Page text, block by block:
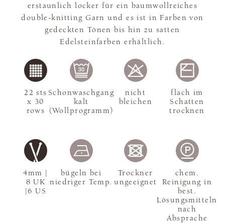
erstaunlich locker für ein baumwollreiches
double-knitting Garn und es ist in Farben von
gedeckten Tönen bis hin zu satten
Edelsteinfarben erhältlich.
4mm |
8 UK
|6 US
22 sts
x 30
rows
Schonwaschgang
kalt
(Wollprogramm)
nicht
bleichen
flach im
Schatten
trocknen
bügeln bei
niedriger Temp.
Trockner
ungeeignet
chem.
Reinigung in
best.
Lösungsmitteln
nach
Absprache